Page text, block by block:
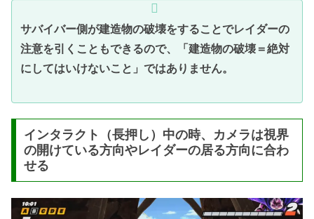
サバイバー側が建造物の破壊をすることでレイダーの
注意を引くこともできるので、「建造物の破壊＝絶対
にしてはいけないこと」ではありません。
インタラクト（長押し）中の時、カメラは視界
の開けている方向やレイダーの居る方向に合わ
せる